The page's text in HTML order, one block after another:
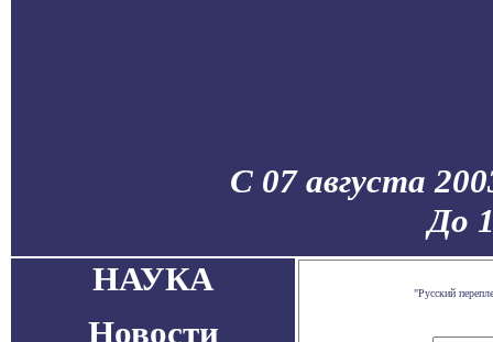
С 07 августа
До
НАУКА
Новости
"Русский